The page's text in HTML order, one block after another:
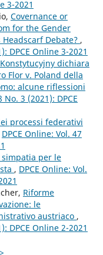
3-2021
Covernance or
for the Gender
Debate? ,
DPCE Online 3-2021
dichiara
Flor v. Poland della
alcune riflessioni
No. 3 (2021): DPCE
processi federativi
DPCE Online: Vol. 47
simpatia per le
, DPCE Online: Vol.
Riforme
le
austriaco ,
DPCE Online 2-2021